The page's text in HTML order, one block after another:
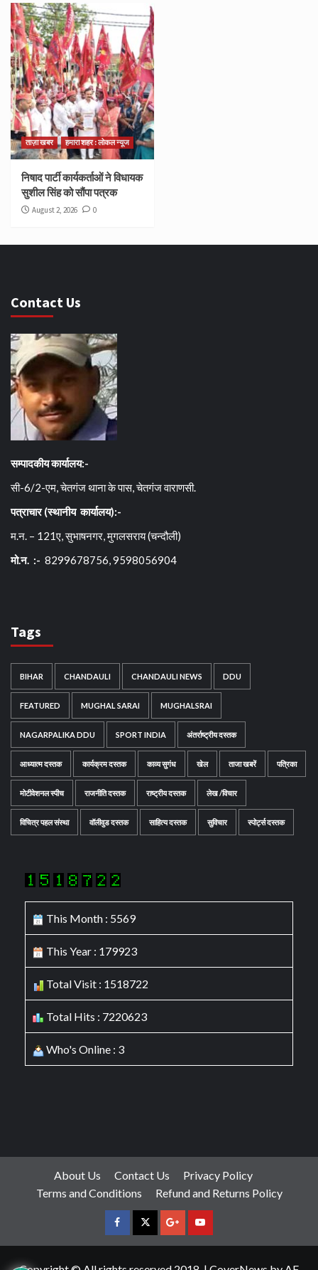
ताज़ा खबर हमारा शहर : लोकल न्यूज
निषाद पार्टी कार्यकर्ताओं ने विधायक
सुशील सिंह को सौंपा पत्रक
August 2, 2026 0
Contact Us
सम्पादकीय कार्यालय:-
सी-6/2-एम, चेतगंज थाना के पास, चेतगंज वाराणसी.
पत्राचार (स्थानीय कार्यालय):-
म.न. – 121ए, सुभाषनगर, मुगलसराय (चन्दौली)
मो.न. :- 8299678756, 9598056904
Tags
BIHAR CHANDAULI CHANDAULI NEWS DDU
FEATURED MUGHAL SARAI MUGHALSRAI
NAGARPALIKA DDU SPORT INDIA अंतर्राष्ट्रीय दस्तक
आध्यात्म दस्तक कार्यक्रम दस्तक काव्य सुगंध खेल ताजा खबरें पत्रिका
मोटीवेशनल स्पीच राजनीति दस्तक राष्ट्रीय दस्तक लेख /विचार
विचित्र पहल संस्था वॉलीवुड दस्तक साहित्य दस्तक सुविचार स्पोर्ट्स दस्तक
This Month : 5569
This Year : 179923
Total Visit : 1518722
Total Hits : 7220623
Who's Online : 3
About Us Contact Us
Privacy Policy
Terms and Conditions
Refund and Returns Policy
facebookTwitterGoogleYouTube